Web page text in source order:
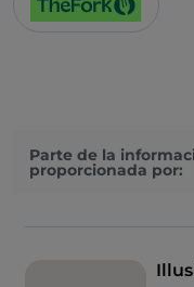
Parte de la
proporcionada por: